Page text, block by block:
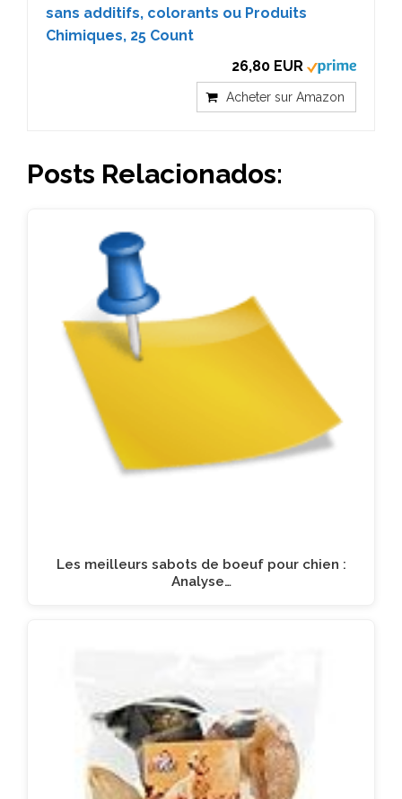
sans additifs, colorants ou Produits
Chimiques, 25 Count
26,80 EUR
Acheter sur Amazon
Posts Relacionados:
Les meilleurs sabots de boeuf pour chien :
Analyse…